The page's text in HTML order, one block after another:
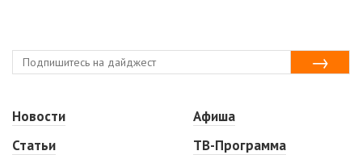
Новости
Статьи
Афиша
ТВ-Программа